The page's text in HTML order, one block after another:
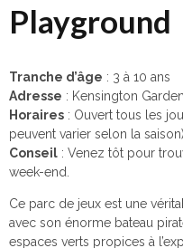
Playground
Tranche d’âge : 3 à 10 ans
Adresse : Kensington
Horaires : Ouvert tous les
peuvent varier selon la saison)
Conseil : Venez tôt pour
week-end.
Ce parc de jeux est une
avec son énorme bateau
espaces verts propices à